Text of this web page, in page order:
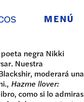
MENÚ
negra Nikki
Nuestra
moderará una
Hazme llover:
como si lo admiras